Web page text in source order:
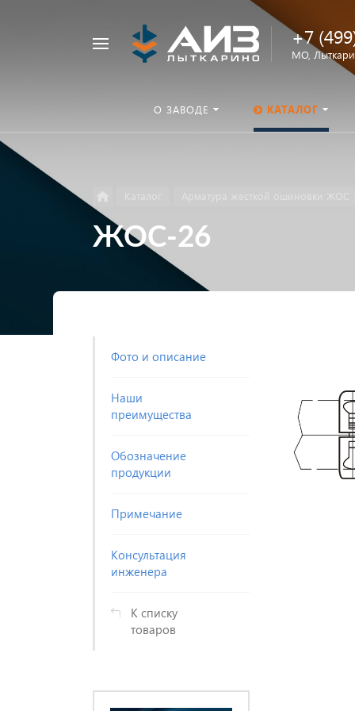
+7
МО,
О ЗАВОДЕ КАТАЛОГ
ЖОС-26
Фото и описание
Наши
преимущества
Обозначение
продукции
Примечание
Консультация
инженера
К списку
товаров